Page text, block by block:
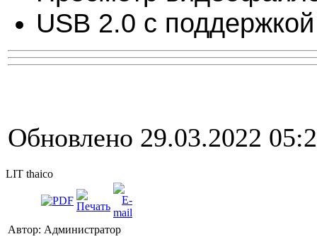
USB 2.0 с
Обновлено 29.03.2022
LIT thaico
Автор: Администратор